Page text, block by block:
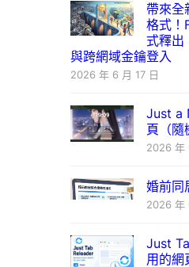
帶來全
格式！
式釋出
與跨網域金鑰登入
2026 年 6 月 17 日
Just a
頁（隨
2026 年
婚前同
2026 年
Just
用的網